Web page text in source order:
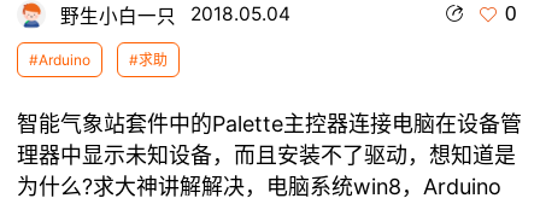
野生小白一只 2018.05.04 0
#Arduino #求助
智能气象站套件中的Palette主控器连接电脑在设备管
理器中显示未知设备，而且安装不了驱动，想知道是
为什么?求大神讲解解决，电脑系统win8，Arduino